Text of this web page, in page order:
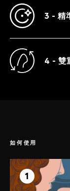
3 - 精
扁平
4 - 雙
如何使用
1
第 1 步
準備方